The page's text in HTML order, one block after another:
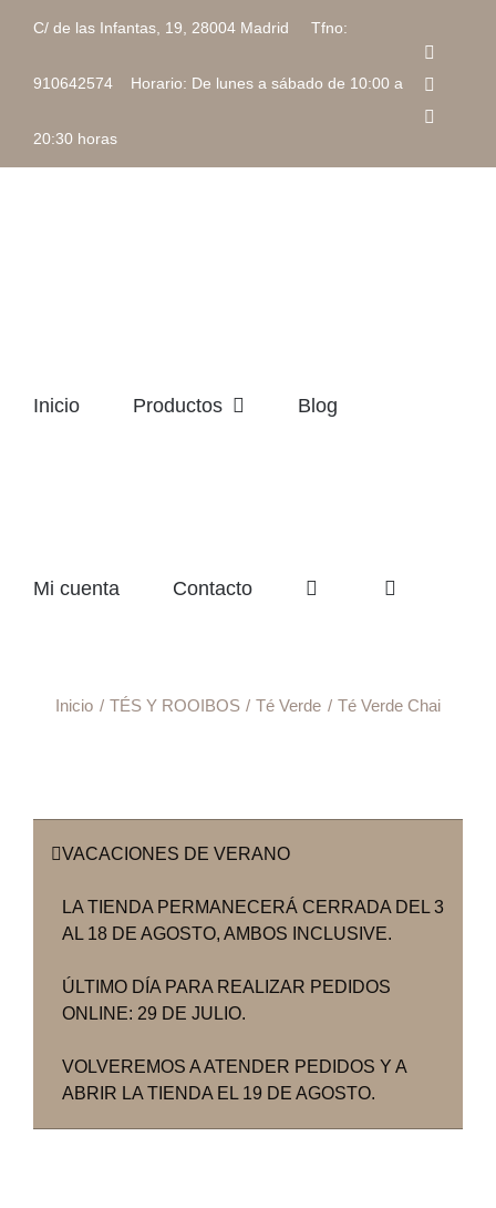
contenido
C/ de las Infantas, 19, 28004 Madrid Tfno:
910642574 Horario: De lunes a sábado de 10:00 a
20:30 horas
Inicio Productos Blog
Mi cuenta Contacto
Inicio TÉS Y ROOIBOS Té Verde Té Verde Chai
VACACIONES DE VERANO
LA TIENDA PERMANECERÁ CERRADA DEL 3
AL 18 DE AGOSTO, AMBOS INCLUSIVE.
ÚLTIMO DÍA PARA REALIZAR PEDIDOS
ONLINE: 29 DE JULIO.
VOLVEREMOS A ATENDER PEDIDOS Y A
ABRIR LA TIENDA EL 19 DE AGOSTO.